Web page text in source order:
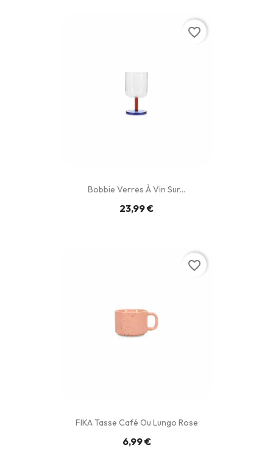
Bobbie Verres À Vin Sur...
23,99 €
favorite_border
FIKA Tasse Café Ou Lungo Rose
6,99 €
favorite_border